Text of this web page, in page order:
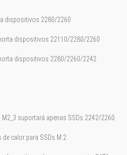
dispositivos 2280/2260
dispositivos 22110/2280/2260
dispositivos 2280/2260/2242
suportará apenas SSDs 2242/2260.
calor para SSDs M.2.